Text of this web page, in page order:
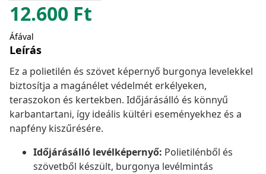
12.600 Ft
Áfával
Leírás
Ez a polietilén és szövet képernyő burgonya levelekkel
biztosítja a magánélet védelmét erkélyeken,
teraszokon és kertekben. Időjárásálló és könnyű
karbantartani, így ideális kültéri eseményekhez és a
napfény kiszűrésére.
Időjárásálló levélképernyő: Polietilénből és
szövetből készült, burgonya levélmintás